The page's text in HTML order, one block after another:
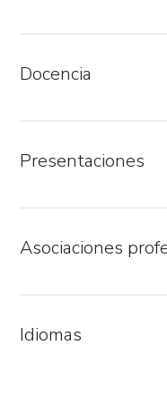
Docencia
Presentaciones
Asociaciones
Idiomas